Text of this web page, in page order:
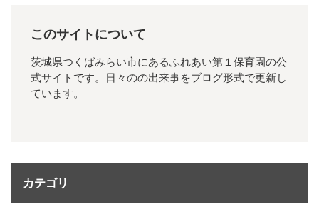
このサイトについて
茨城県つくばみらい市にあるふれあい第１保育園の公
式サイトです。日々のの出来事をブログ形式で更新し
ています。
カテゴリ